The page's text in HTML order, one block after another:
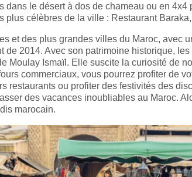
dans le désert à dos de chameau ou en 4x4
plus célèbres de la ville : Restaurant
et des plus grandes villes du Maroc, avec
de 2014. Avec son patrimoine historique,
Moulay Ismaïl. Elle suscite la curiosité de
commerciaux, vous pourrez profiter de
restaurants ou profiter des festivités des
des vacances inoubliables au Maroc.
marocain.